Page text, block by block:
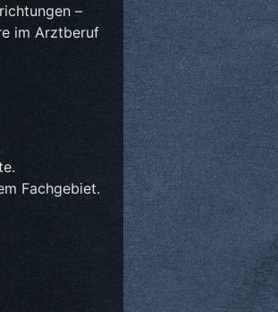
–
im Arztberuf
Fachgebiet.